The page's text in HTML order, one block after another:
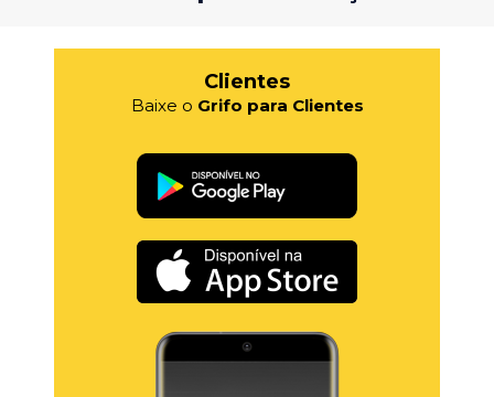
Clientes
Baixe o Grifo para Clientes